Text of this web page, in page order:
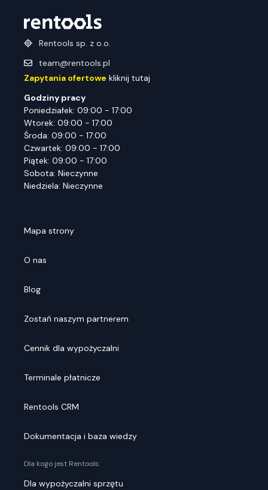
Rentools sp. z o.o.
team@rentools.pl
Zapytania ofertowe kliknij tutaj
Godziny pracy
Poniedziałek: 09:00 - 17:00
Wtorek: 09:00 - 17:00
Środa: 09:00 - 17:00
Czwartek: 09:00 - 17:00
Piątek: 09:00 - 17:00
Sobota: Nieczynne
Niedziela: Nieczynne
Mapa strony
O nas
Blog
Zostań naszym partnerem
Cennik dla wypożyczalni
Terminale płatnicze
Rentools CRM
Dokumentacja i baza wiedzy
Dla kogo jest Rentools:
Dla wypożyczalni sprzętu